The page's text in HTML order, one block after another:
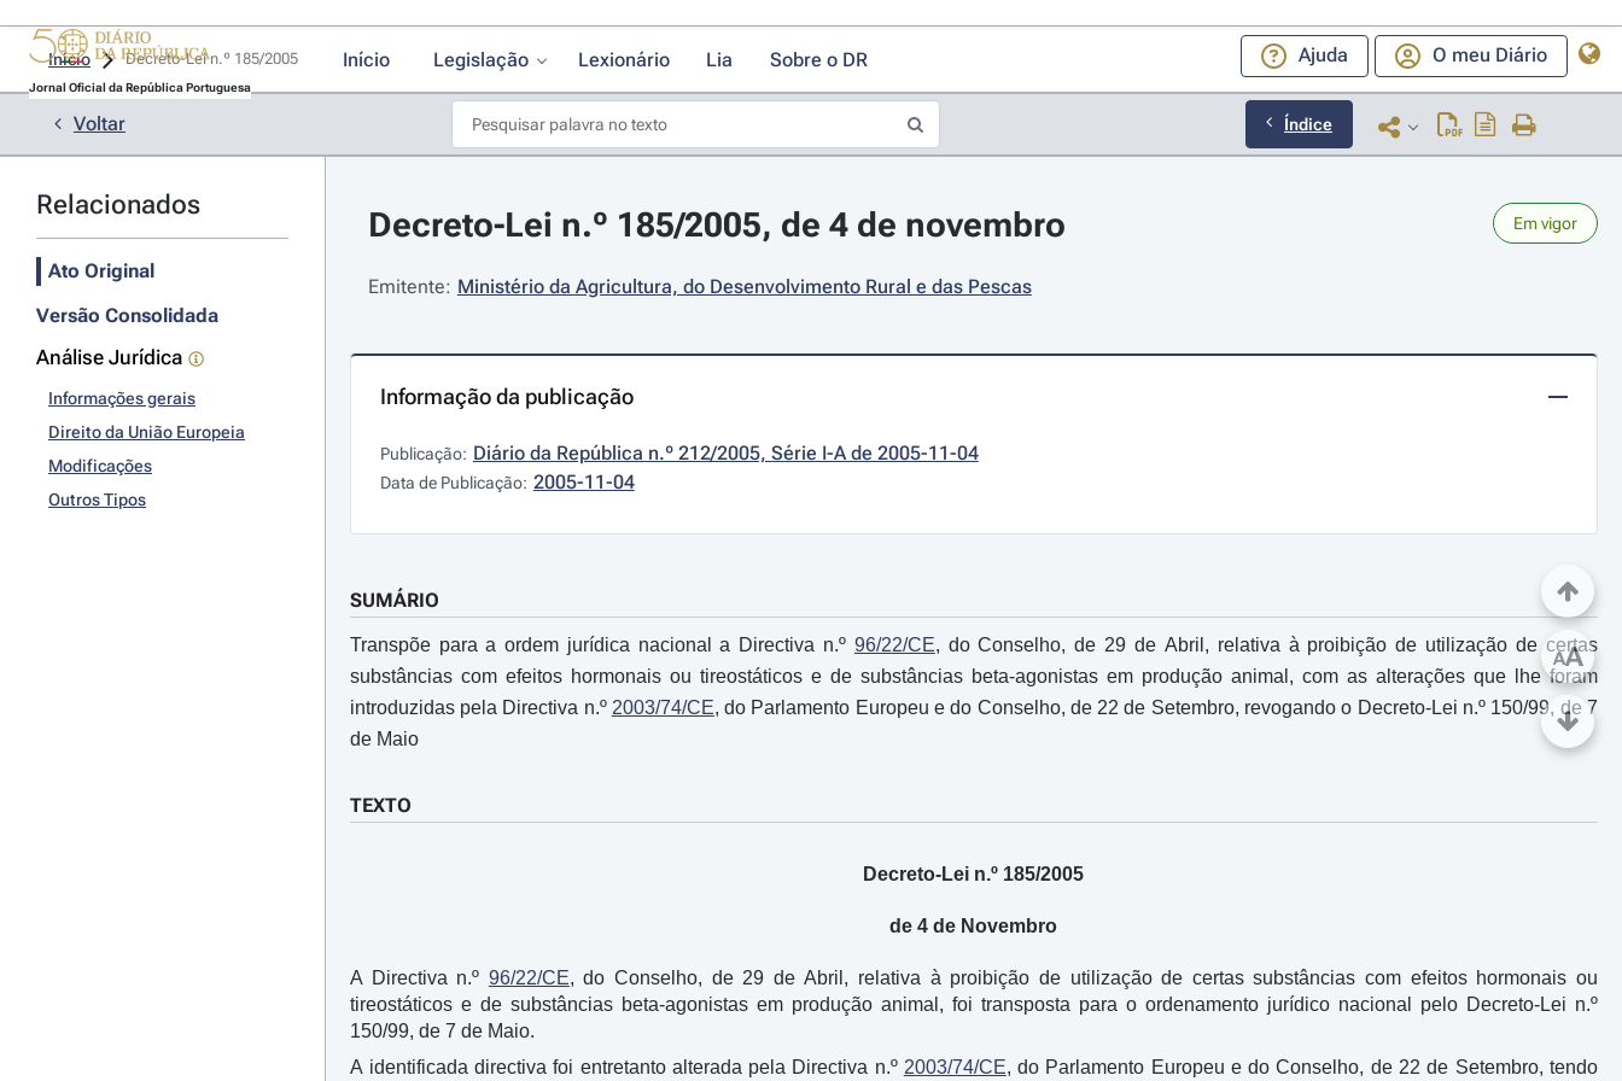
Jornal Oficial da República Portuguesa
Início Legislação Lexionário Lia Sobre o DR Ajuda O meu Diário
Início
Voltar Índice
Relacionados
Ato Original
Versão Consolidada
Análise Jurídica
Informações gerais
Direito da União Europeia
Modificações
Outros Tipos
Decreto-Lei n.º 185/2005, de 4 de novembro Em vigor
Emitente: Ministério da Agricultura, do Desenvolvimento Rural e das Pescas
Informação da publicação
Publicação: Diário da República n.º 212/2005, Série I-A de 2005-11-04
Data de Publicação: 2005-11-04
SUMÁRIO
Transpõe para a ordem jurídica nacional a Directiva n.º 96/22/CE, do Conselho, de 29 de Abril, relativa à proibição de utilização de certas
substâncias com efeitos hormonais ou tireostáticos e de substâncias beta-agonistas em produção animal, com as alterações que lhe foram
introduzidas pela Directiva n.º 2003/74/CE, do Parlamento Europeu e do Conselho, de 22 de Setembro, revogando o Decreto-Lei n.º 150/99, de 7
de Maio
TEXTO
Decreto-Lei n.º 185/2005
de 4 de Novembro
A Directiva n.º 96/22/CE, do Conselho, de 29 de Abril, relativa à proibição de utilização de certas substâncias com efeitos hormonais ou
tireostáticos e de substâncias beta-agonistas em produção animal, foi transposta para o ordenamento jurídico nacional pelo Decreto-Lei n.º
150/99, de 7 de Maio.
A identificada directiva foi entretanto alterada pela Directiva n.º 2003/74/CE, do Parlamento Europeu e do Conselho, de 22 de Setembro, tendo
AA